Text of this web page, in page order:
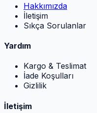
Hakkımızda
İletişim
Sıkça Sorulanlar
Yardım
Kargo & Teslimat
İade Koşulları
Gizlilik
İletişim